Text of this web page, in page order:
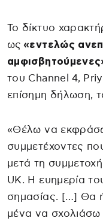
Το δίκτυο
ως«εντελώς
του Channel 4,
επίσημη δήλωση,
«Θέλω να
συμμετέχοντες
μετά τη
UK. Η ευημερία
σημασίας. […] Θα
μένα να